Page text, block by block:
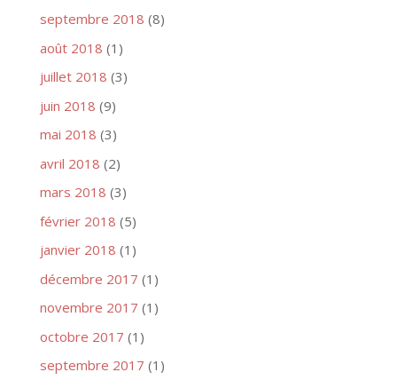
septembre 2018 (8)
août 2018 (1)
juillet 2018 (3)
juin 2018 (9)
mai 2018 (3)
avril 2018 (2)
mars 2018 (3)
février 2018 (5)
janvier 2018 (1)
décembre 2017 (1)
novembre 2017 (1)
octobre 2017 (1)
septembre 2017 (1)